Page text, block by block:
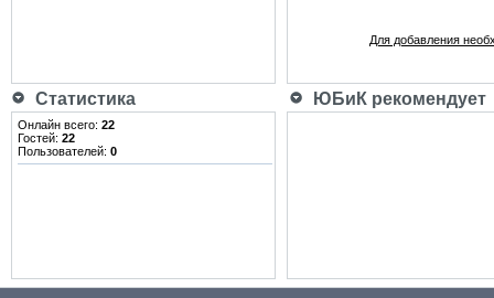
Для добавления
Статистика ЮБиК рекомендует
Онлайн всего: 22
Гостей: 22
Пользователей: 0